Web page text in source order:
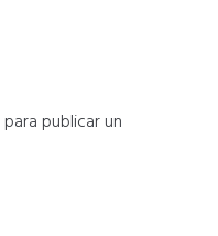
para publicar un